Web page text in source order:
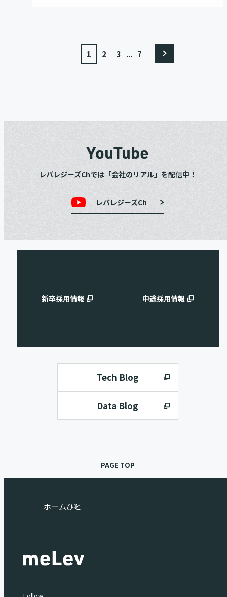
1 2 3 ... 7
YouTube
レバレジーズChでは「会社のリアル」を配信中！
レバレジーズCh
新卒採用情報 中途採用情報
Tech Blog
Data Blog
PAGE TOP
ホームひと